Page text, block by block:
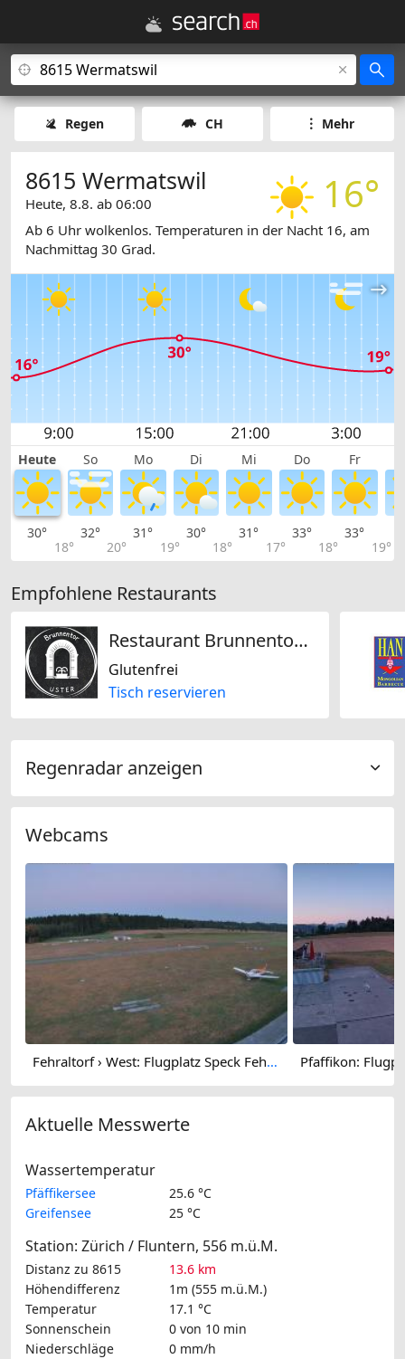
Regen CH Mehr
16°
8615 Wermatswil
Heute, 8.8. ab 06:00
Ab 6 Uhr wolkenlos. Temperaturen in der Nacht 16, am
Nachmittag 30 Grad.
Heute So Mo Di Mi Do Fr
30°
18°
32°
20°
31°
19°
30°
18°
31°
17°
33°
18°
33°
19°
Empfohlene Restaurants
Restaurant Brunnentor Uster
Glutenfrei
Tisch reservieren
Regenradar anzeigen
Webcams
Fehraltorf › West: Flugplatz Speck Fehraltorf - LSZKι - Flugsportgruppe Zürcher Oberland
Aktuelle Messwerte
Wassertemperatur
Pfäffikersee
25.6 °C
Greifensee
25 °C
Station: Zürich / Fluntern, 556 m.ü.M.
Distanz zu 8615
13.6 km
Höhendifferenz
1m (555 m.ü.M.)
Temperatur
17.1 °C
Sonnenschein
0 von 10 min
Niederschläge
0 mm/h